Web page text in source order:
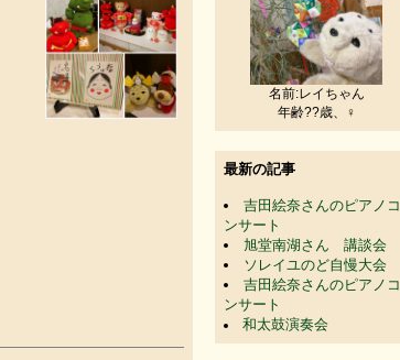
名前:レイちゃん
年齢??歳、♀
最新の記事
吉田絵奈さんのピアノコ
ンサート
旭堂南湖さん 講談会
ソレイユのど自慢大会
吉田絵奈さんのピアノコ
ンサート
和太鼓演奏会